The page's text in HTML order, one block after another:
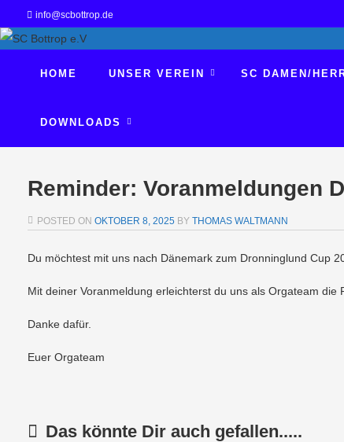
info@scbottrop.de
HOME UNSER VEREIN SC DAMEN/
DOWNLOADS
Reminder: Voranmeldungen
POSTED ON OKTOBER 8, 2025 BY THOMAS WALTMANN
Du möchtest mit uns nach Dänemark zum Dronninglund Cup
Mit deiner Voranmeldung erleichterst du uns als Orgateam die
Danke dafür.
Euer Orgateam
Das könnte Dir auch gefallen.....